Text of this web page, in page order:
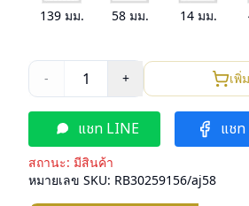
139 มม. 58 มม. 14มม.
- 1 + เพิ่
แชท LINE แชท
สถานะ: มีสินค้า
หมายเลข SKU: RB30259156/aj58